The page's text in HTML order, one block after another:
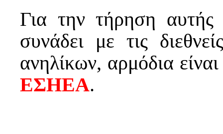
Για την τήρηση αυτής
συνάδει με τις
ανηλίκων, αρμόδια
ΕΣΗΕΑ.